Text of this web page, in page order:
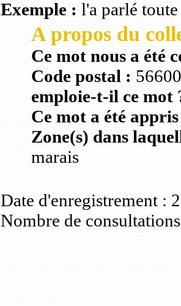
Exemple : l'a parlé
A propos du
Ce mot nous a été
Code postal :
emploie-t-il ce mot
Ce mot a été
Zone(s) dans
marais
Date d'enregistrement :
Nombre de